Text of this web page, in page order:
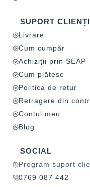
SUPORT CLIENȚI
Livrare
Cum cumpăr
Achiziții prin SEAP
Cum plătesc
Politica de retur
Retragere din
Contul meu
Blog
SOCIAL
Program suport
0769 087 442